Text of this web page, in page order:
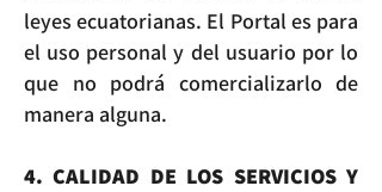
leyes ecuatorianas. El Portal es para
el uso personal y del usuario por lo
que no podrá comercializarlo de
manera alguna.
4. CALIDAD DE LOS SERVICIOS Y